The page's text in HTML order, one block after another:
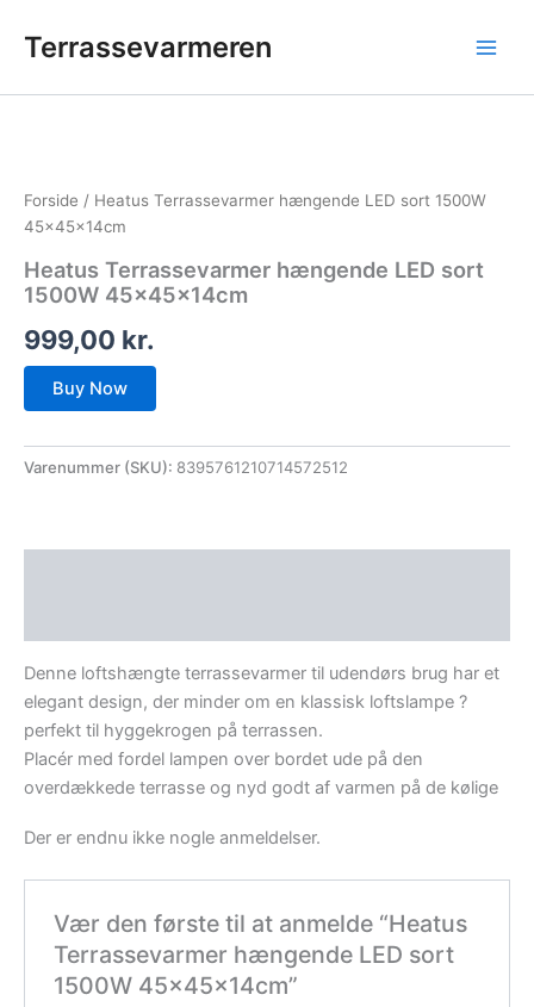
Terrassevarmeren
Forside / Heatus Terrassevarmer hængende LED sort 1500W
45x45x14cm
Heatus Terrassevarmer hængende LED sort
1500W 45x45x14cm
999,00 kr.
Buy Now
Varenummer (SKU): 8395761210714572512
Denne loftshængte terrassevarmer til udendørs brug har et
elegant design, der minder om en klassisk loftslampe ?
perfekt til hyggekrogen på terrassen.
Placér med fordel lampen over bordet ude på den
overdækkede terrasse og nyd godt af varmen på de kølige
Der er endnu ikke nogle anmeldelser.
Vær den første til at anmelde “Heatus
Terrassevarmer hængende LED sort
1500W 45x45x14cm”